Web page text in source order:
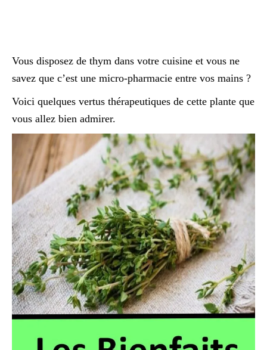
Vous disposez de thym dans votre cuisine et vous ne
savez que c’est une micro-pharmacie entre vos mains ?
Voici quelques vertus thérapeutiques de cette plante que
vous allez bien admirer.